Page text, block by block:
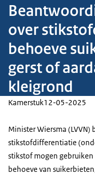
over
behoeve
gerst of
kleigrond
Kamerstuk12-05-2025
Minister Wiersma
stikstofdifferentiatie
stikstof mogen gebruiken
behoeve van